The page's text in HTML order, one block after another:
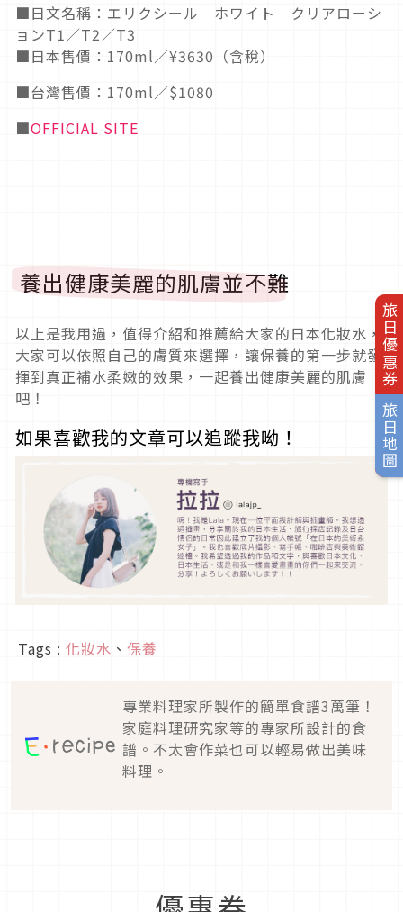
旅日優惠券
旅日地圖
■日文名稱：エリクシール ホワイト クリアローシ
ョンT1／T2／T3
■日本售價：170ml／¥3630（含稅）
■台灣售價：170ml／$1080
■OFFICIAL SITE
養出健康美麗的肌膚並不難
以上是我用過，值得介紹和推薦給大家的日本化妝水，
大家可以依照自己的膚質來選擇，讓保養的第一步就發
揮到真正補水柔嫩的效果，一起養出健康美麗的肌膚
吧！
如果喜歡我的文章可以追蹤我呦！
Tags : 化妝水 、 保養
專業料理家所製作的簡單食譜3萬筆！
家庭料理研究家等的專家所設計的食
譜。不太會作菜也可以輕易做出美味
料理。